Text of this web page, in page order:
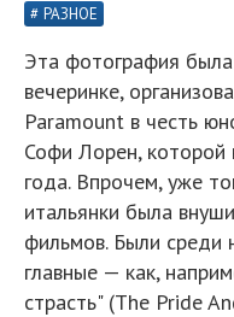
РАЗНОЕ
Эта фотография
вечеринке,
Paramount в честь
Софи Лорен, которой
года. Впрочем, уже
итальянки была
фильмов. Были среди
главные — как,
страсть" (The Pride